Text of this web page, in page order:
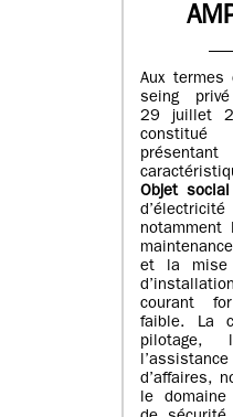
Aux termes
seing
29 juillet
Objet
notamment
et la mise
courant
faible. La
d’affaires,
le